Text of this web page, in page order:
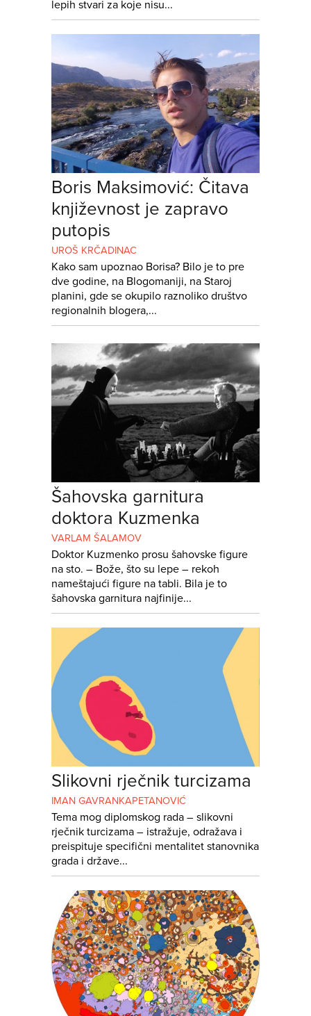
lepih stvari za koje nisu...
Boris Maksimović: Čitava
književnost je zapravo
putopis
UROŠ KRČADINAC
Kako sam upoznao Borisa? Bilo je to pre
dve godine, na Blogomaniji, na Staroj
planini, gde se okupilo raznoliko društvo
regionalnih blogera,...
Šahovska garnitura
doktora Kuzmenka
VARLAM ŠALAMOV
Doktor Kuzmenko prosu šahovske figure
na sto. – Bože, što su lepe – rekoh
nameštajući figure na tabli. Bila je to
šahovska garnitura najfinije...
Slikovni rječnik turcizama
IMAN GAVRANKAPETANOVIĆ
Tema mog diplomskog rada – slikovni
rječnik turcizama – istražuje, odražava i
preispituje specifični mentalitet stanovnika
grada i države...